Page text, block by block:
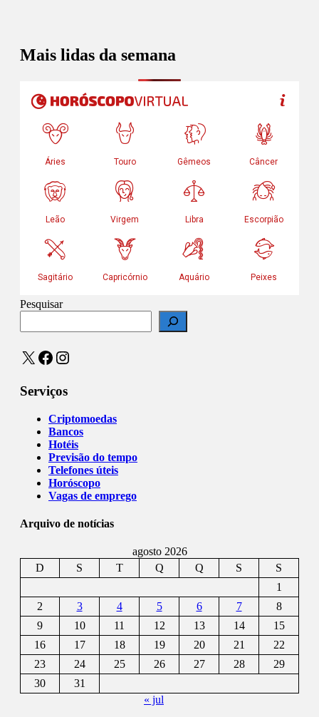
Mais lidas da semana
Pesquisar
X Facebook
Instagram
Serviços
Criptomoedas
Bancos
Hotéis
Previsão do tempo
Telefones úteis
Horóscopo
Vagas de emprego
Arquivo de notícias
agosto 2026
D
S T Q Q S
S
1
2
3 4 5 6 7
8
9
10 11 12 13 14
15
16
17 18 19 20 21
22
23
24 25 26 27 28
29
30
31
« jul